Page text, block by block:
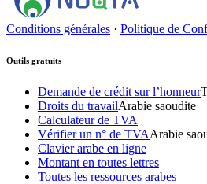
Conditions générales · Politique de
Outils gratuits
Demande de crédit sur l’honneur
Droits du travailArabie saoudite
Calculateur de TVA
Vérifier un n° de TVAArabie
Clavier arabe en ligne
Montant en toutes lettres
Toutes les ressources arabes